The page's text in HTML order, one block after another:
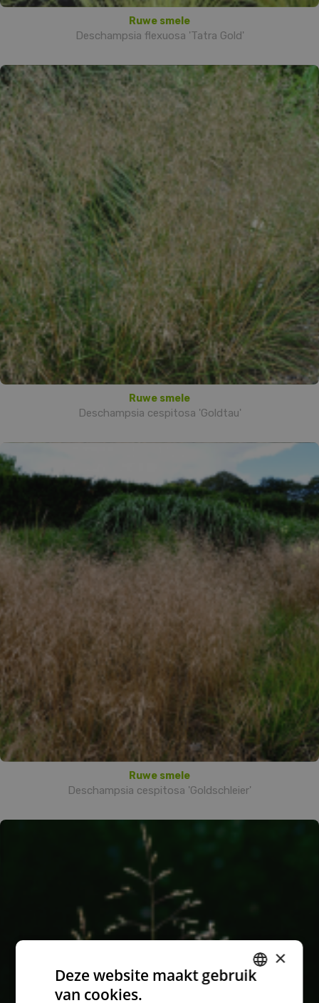
Ruwe smele
Deschampsia flexuosa 'Tatra Gold'
Ruwe smele
Deschampsia cespitosa 'Goldtau'
Ruwe smele
Deschampsia cespitosa 'Goldschleier'
×
Deze website maakt gebruik
van cookies.